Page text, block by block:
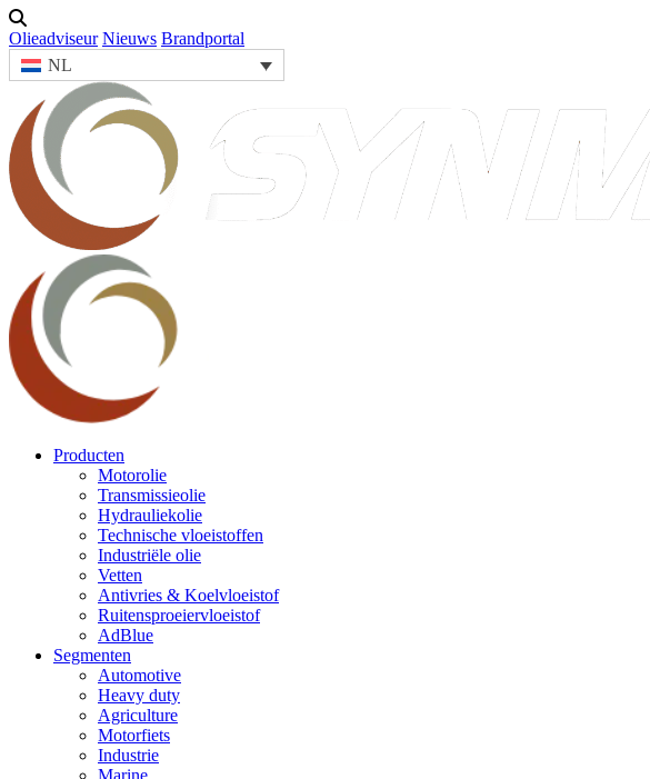
Olieadviseur Nieuws Brandportal
NL
Producten
Motorolie
Transmissieolie
Hydrauliekolie
Technische vloeistoffen
Industriële olie
Vetten
Antivries & Koelvloeistof
Ruitensproeiervloeistof
AdBlue
Segmenten
Automotive
Heavy duty
Agriculture
Motorfiets
Industrie